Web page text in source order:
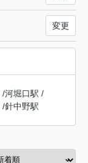
変更
/河堀口駅 /
/針中野駅